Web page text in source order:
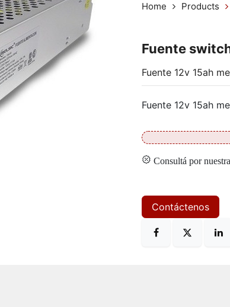
Home Products
Fuente
Fuente 12v 15ah
Fuente 12v 15ah
Consultá por
Contáctenos